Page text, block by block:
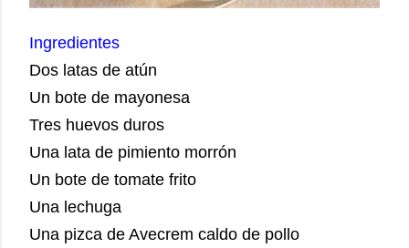
Ingredientes
Dos latas de atún
Un bote de mayonesa
Tres huevos duros
Una lata de pimiento morrón
Un bote de tomate frito
Una lechuga
Una pizca de Avecrem caldo de pollo